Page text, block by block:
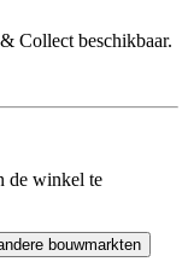
Collect beschikbaar.
de winkel te
bouwmarkten